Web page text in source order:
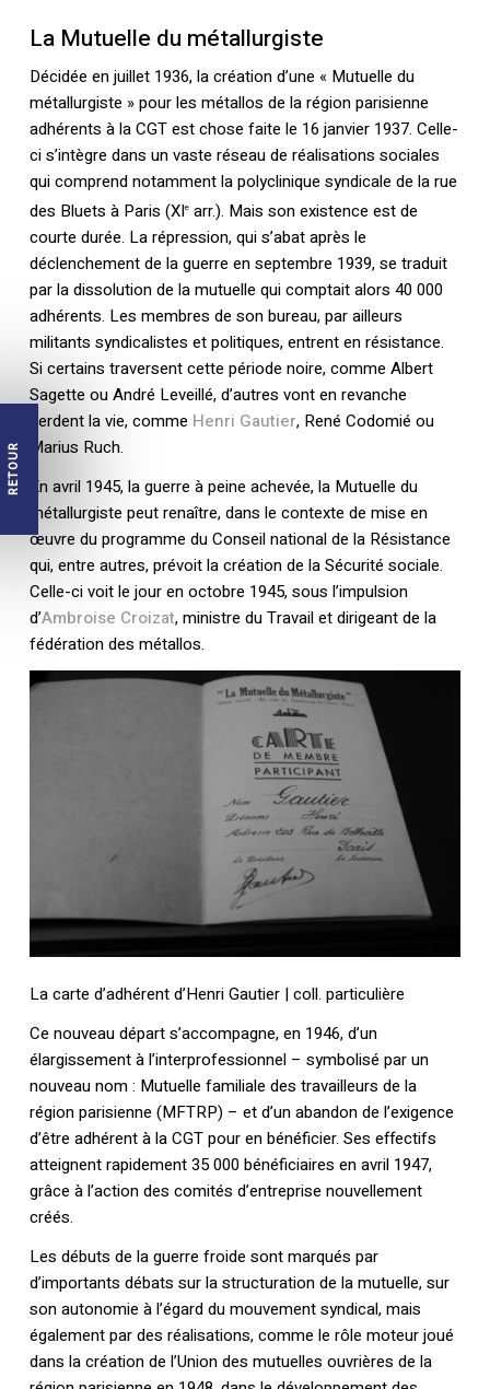
RETOUR
La Mutuelle du métallurgiste
Décidée en juillet 1936, la création d’une « Mutuelle du
métallurgiste » pour les métallos de la région parisienne
adhérents à la CGT est chose faite le 16 janvier 1937. Celle-
ci s’intègre dans un vaste réseau de réalisations sociales
qui comprend notamment la polyclinique syndicale de la rue
des Bluets à Paris (XIearr.). Mais son existence est de
courte durée. La répression, qui s’abat après le
déclenchement de la guerre en septembre 1939, se traduit
par la dissolution de la mutuelle qui comptait alors 40 000
adhérents. Les membres de son bureau, par ailleurs
militants syndicalistes et politiques, entrent en résistance.
Si certains traversent cette période noire, comme Albert
Sagette ou André Leveillé, d’autres vont en revanche
perdent la vie, comme Henri Gautier, René Codomié ou
Marius Ruch.
En avril 1945, la guerre à peine achevée, la Mutuelle du
métallurgiste peut renaître, dans le contexte de mise en
œuvre du programme du Conseil national de la Résistance
qui, entre autres, prévoit la création de la Sécurité sociale.
Celle-ci voit le jour en octobre 1945, sous l’impulsion
d’Ambroise Croizat, ministre du Travail et dirigeant de la
fédération des métallos.
La carte d’adhérent d’Henri Gautier | coll. particulière
Ce nouveau départ s’accompagne, en 1946, d’un
élargissement à l’interprofessionnel – symbolisé par un
nouveau nom : Mutuelle familiale des travailleurs de la
région parisienne (MFTRP) – et d’un abandon de l’exigence
d’être adhérent à la CGT pour en bénéficier. Ses effectifs
atteignent rapidement 35 000 bénéficiaires en avril 1947,
grâce à l’action des comités d’entreprise nouvellement
créés.
Les débuts de la guerre froide sont marqués par
d’importants débats sur la structuration de la mutuelle, sur
son autonomie à l’égard du mouvement syndical, mais
également par des réalisations, comme le rôle moteur joué
dans la création de l’Union des mutuelles ouvrières de la